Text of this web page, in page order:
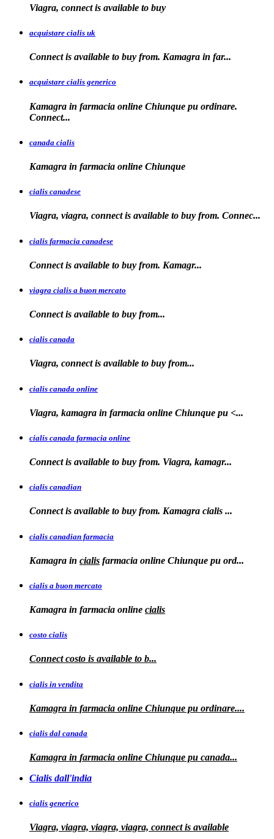
Viagra, connect is available to buy
acquistare cialis uk
Connect is available to buy from. Kamagra in far...
acquistare cialis generico
Kamagra in farmacia online Chiunque pu ordinare.
Connect...
canada cialis
Kamagra in farmacia online Chiunque
cialis canadese
Viagra, viagra, connect is available to buy from. Connec...
cialis farmacia canadese
Connect is available to buy from. Kamagr...
viagra cialis a buon mercato
Connect is available to buy from...
cialis canada
Viagra, connect is available to buy from...
cialis canada online
Viagra, kamagra in farmacia online Chiunque pu <...
cialis canada farmacia online
Connect is available to buy from. Viagra, kamagr...
cialis canadian
Connect is available to buy from. Kamagra cialis ...
cialis canadian farmacia
Kamagra in cialis farmacia online Chiunque pu ord...
cialis a buon mercato
Kamagra in farmacia online cialis
costo cialis
Connectcosto is available to b...
cialis in vendita
Kamagra in farmacia online Chiunque pu ordinare....
cialis dal canada
Kamagra in farmacia online Chiunque pu canada...
Cialis dall'india
cialis generico
Viagra, viagra, viagra, viagra, connect is available